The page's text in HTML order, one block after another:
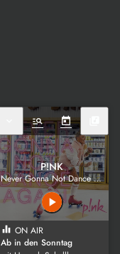
manage_search today
P!NK
Never Gonna Not Dance Again
play_arrow
equalizer ON AIR
Ab in den Sonntag